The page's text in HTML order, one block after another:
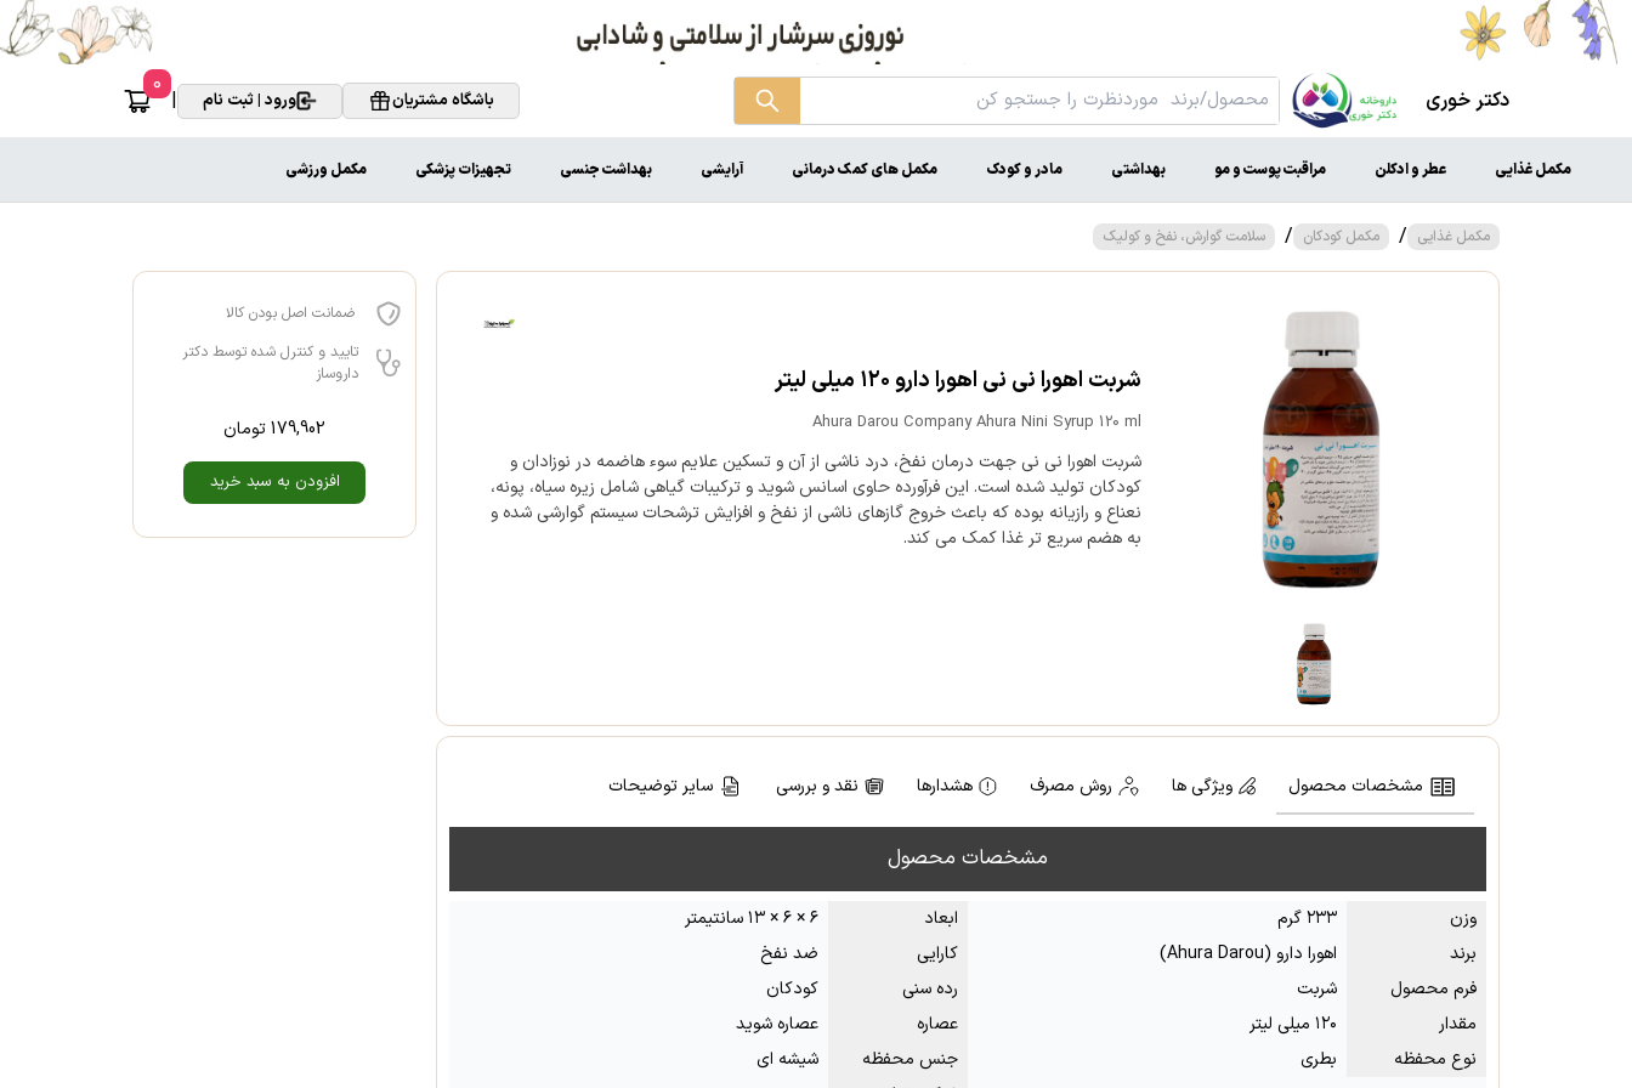
دکتر خوری باشگاه مشتریان ورود | ثبت نام |
0
مکمل غذایی عطر و ادکلن مراقبت پوست و مو بهداشتی مادر و کودک مکمل های کمک درمانی آرایشی بهداشت جنسی تجهیزات پزشکی مکمل ورزشی
مکمل غذایی / مکمل کودکان / سلامت گوارش، نفخ و کولیک
شربت اهورا نی نی اهورا دارو ۱۲۰ میلی لیتر
Ahura Darou Company Ahura Nini Syrup 120 ml
شربت اهورا نی نی جهت درمان نفخ، درد ناشی از آن و تسکین علایم سوء هاضمه در نوزادان و
کودکان تولید شده است. این فرآورده حاوی اسانس شوید و ترکیبات گیاهی شامل زیره سیاه، پونه،
نعناع و رازیانه بوده که باعث خروج گازهای ناشی از نفخ و افزایش ترشحات سیستم گوارشی شده و
به هضم سریع تر غذا کمک می کند.
مشخصات محصول ویژگی ها روش مصرف هشدارها نقد و بررسی سایر توضیحات
مشخصات محصول
وزن ۲۳۳ گرم ابعاد
۶ × ۶ × ۱۳ سانتیمتر
برند
اهورا دارو (Ahura Darou) کارایی
ضد نفخ
فرم محصول
شربت رده سنی
کودکان
مقدار
۱۲۰ میلی لیتر عصاره
عصاره شوید
نوع محفظه
بطری جنس محفظه
شیشه ای
ضمانت اصل بودن کالا
تایید و کنترل شده توسط دکتر
داروساز
179,902تومان
افزودن به سبد خرید